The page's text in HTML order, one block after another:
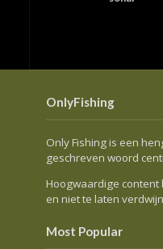
OnlyFishing
Only Fishing is een
geschreven woord
Hoogwaardige
en niet te laten
Most Popular